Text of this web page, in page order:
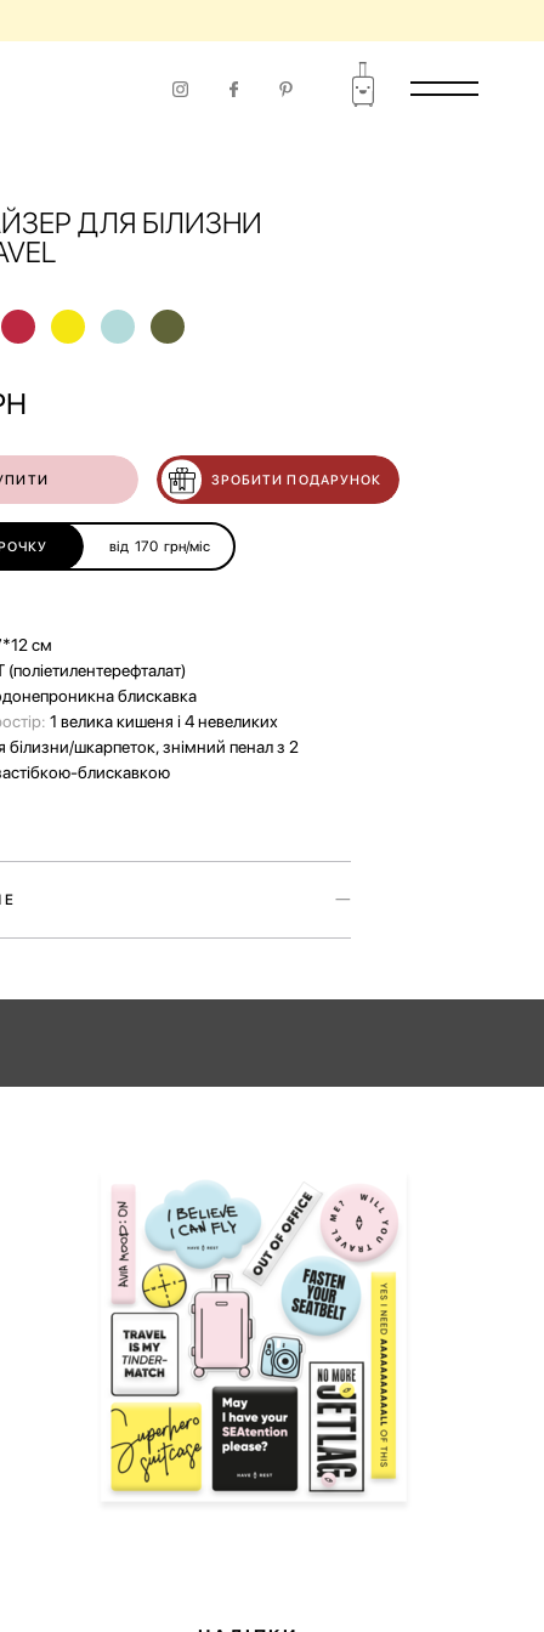
ДЛЯ БІЛИЗНИ
ЗРОБИТИ ПОДАРУНОК
від 170 грн/міс
см
(поліетилентерефталат)
блискавка
1 велика кишеня і 4 невеликих
білизни/шкарпеток, знімний пенал з 2
блискавкою
і місткий водночас.